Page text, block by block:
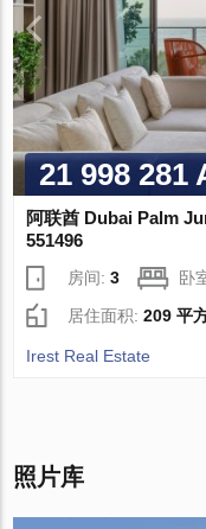
21 998 281
阿联酋 Dubai Palm
551496
房间:3 卧
居住面积:209 平
Irest Real Estate
照片库